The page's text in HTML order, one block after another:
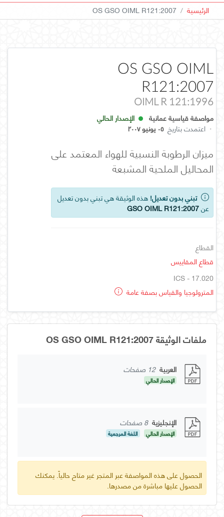
الرئيسية OS GSO OIML R121:2007
OS GSO OIML
R121:2007
OIML R 121:1996
مواصفة قياسية عمانية
الإصدار الحالي
· اعتمدت بتاريخ ٠٥ يونيو ٢٠٠٧
ميزان الرطوبة النسبية للهواء المعتمد على
المحاليل الملحية المشبعة
تبني بدون تعديل! هذه الوثيقة هي تبني بدون تعديل
عنGSO OIML R121:2007
القطاع
قطاع المقاييس
ICS - 17.020
المترولوجيا والقياس بصفة عامة
ملفات الوثيقة OS GSO OIML R121:2007
العربية 12 صفحات
الإصدار الحالي
الإنجليزية 8 صفحات
الإصدار الحالي اللغة المرجعية
الحصول على هذه المواصفة عبر المتجر غير متاح حالياً. يمكنك
الحصول عليها مباشرة من مصدرها.